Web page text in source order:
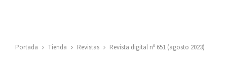
Portada Tienda Revistas Revista digital nº 651 (agosto 2023)